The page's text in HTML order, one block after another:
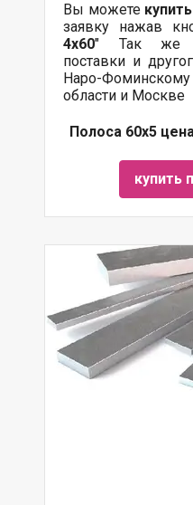
Вы можете
заявку нажав
4х60" Так же
поставки и
Наро-
области и Москве
Полоса 60х5
купить